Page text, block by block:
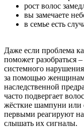
рост волос
вы замечаете
в семье есть
Даже если проблема
поможет разобраться
системного
за помощью
наследственной
часто подвергает
жёсткие шампуни или
первыми реагируют
слышать их сигналы.